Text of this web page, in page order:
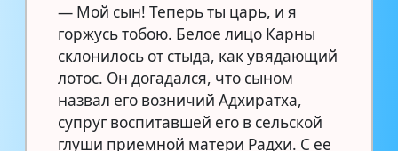
— Мой сын! Теперь ты царь, и я
горжусь тобою. Белое лицо Карны
склонилось от стыда, как увядающий
лотос. Он догадался, что сыном
назвал его возничий Адхиратха,
супруг воспитавшей его в сельской
глуши приемной матери Радхи. С ее